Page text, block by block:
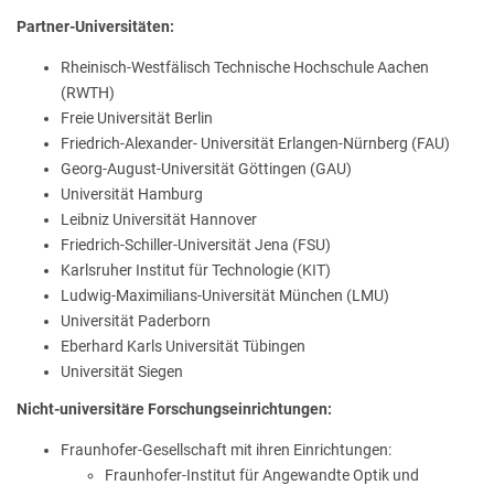
Partner-Universitäten:
Rheinisch-Westfälisch Technische Hochschule Aachen
(RWTH)
Freie Universität Berlin
Friedrich-Alexander- Universität Erlangen-Nürnberg (FAU)
Georg-August-Universität Göttingen (GAU)
Universität Hamburg
Leibniz Universität Hannover
Friedrich-Schiller-Universität Jena (FSU)
Karlsruher Institut für Technologie (KIT)
Ludwig-Maximilians-Universität München (LMU)
Universität Paderborn
Eberhard Karls Universität Tübingen
Universität Siegen
Nicht-universitäre Forschungseinrichtungen:
Fraunhofer-Gesellschaft mit ihren Einrichtungen:
Fraunhofer-Institut für Angewandte Optik und